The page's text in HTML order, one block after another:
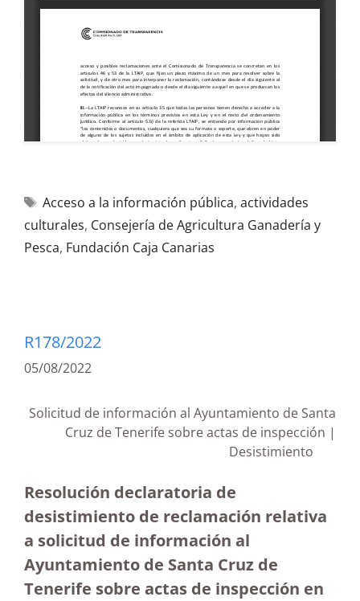
Acceso a la información pública, actividades
culturales, Consejería de Agricultura Ganadería y
Pesca, Fundación Caja Canarias
R178/2022
05/08/2022
Solicitud de información al Ayuntamiento de Santa
Cruz de Tenerife sobre actas de inspección |
Desistimiento
Resolución declaratoria de
desistimiento de reclamación relativa
a solicitud de información al
Ayuntamiento de Santa Cruz de
Tenerife sobre actas de inspección en